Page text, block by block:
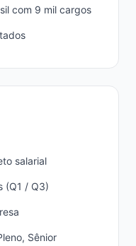
com 9 mil cargos
salarial
(Q1 / Q3)
Sênior